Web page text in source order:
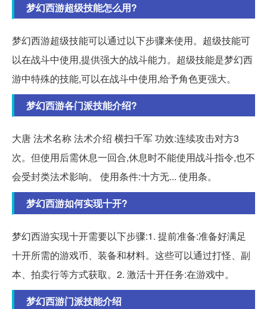
梦幻西游超级技能怎么用?
梦幻西游超级技能可以通过以下步骤来使用。超级技能可
以在战斗中使用,提供强大的战斗能力。超级技能是梦幻西
游中特殊的技能,可以在战斗中使用,给予角色更强大。
梦幻西游各门派技能介绍?
大唐 法术名称 法术介绍 横扫千军 功效:连续攻击对方3
次。但使用后需休息一回合,休息时不能使用战斗指令,也不
会受封类法术影响。 使用条件:十方无... 使用条。
梦幻西游如何实现十开?
梦幻西游实现十开需要以下步骤:1. 提前准备:准备好满足
十开所需的游戏币、装备和材料。这些可以通过打怪、副
本、拍卖行等方式获取。2. 激活十开任务:在游戏中。
梦幻西游门派技能介绍